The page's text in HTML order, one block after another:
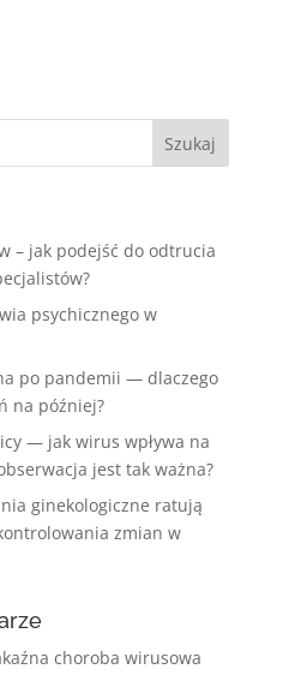
– jak podejść do odtrucia
psychicznego w
po pandemii — dlaczego
na później?
— jak wirus wpływa na
jest tak ważna?
ginekologiczne ratują
zmian w
choroba wirusowa